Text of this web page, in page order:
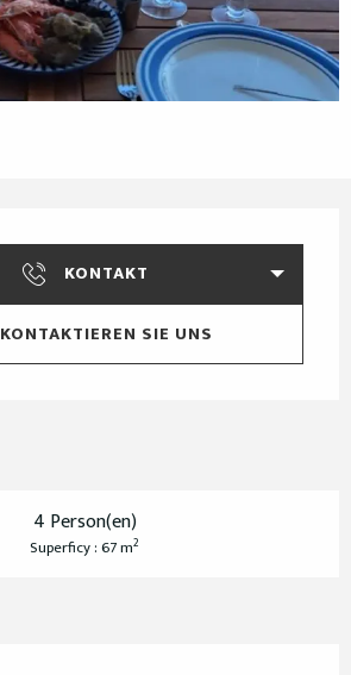
KONTAKT
KONTAKTIEREN SIE UNS
4 Person(en)
Superficy : 67 m2